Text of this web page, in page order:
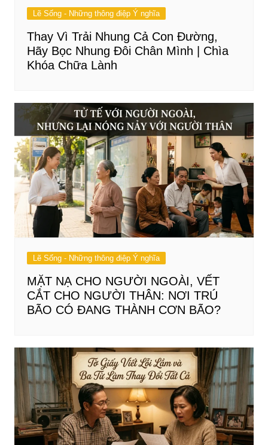
Lẽ Sống - Những thông điệp Ý nghĩa
Thay Vì Trải Nhung Cả Con Đường,
Hãy Bọc Nhung Đôi Chân Mình | Chìa
Khóa Chữa Lành
Lẽ Sống - Những thông điệp Ý nghĩa
MẶT NẠ CHO NGƯỜI NGOÀI, VẾT
CẮT CHO NGƯỜI THÂN: NƠI TRÚ
BÃO CÓ ĐANG THÀNH CƠN BÃO?